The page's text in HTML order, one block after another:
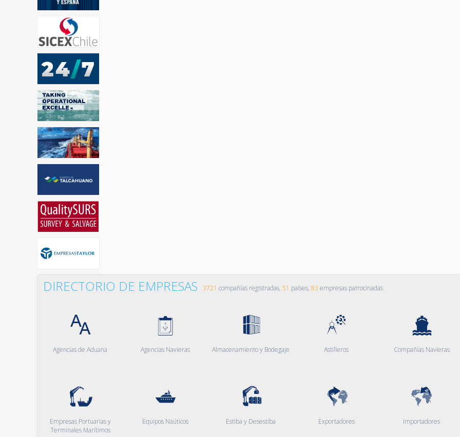
DIRECTORIO DE EMPRESAS 3721 compañías registradas, 51 países, 83 empresas patrocinadas
Agencias de Aduana Agencias Navieras Almacenamiento y Bodegaje Astilleros Compañías Navieras
Empresas Portuarias y
Terminales Marítimos
Equipos Naúticos Estiba y Desestiba Exportadores Importadores